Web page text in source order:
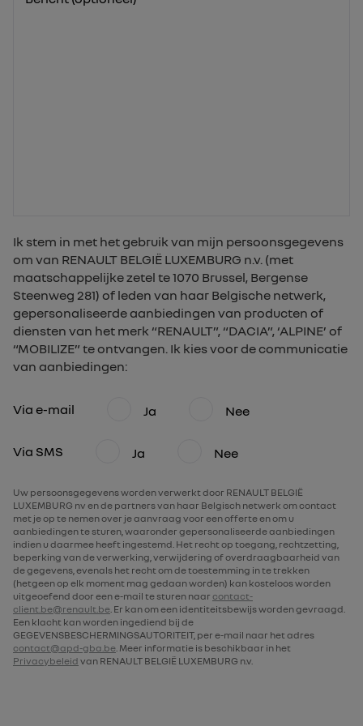
Ik stem in met het gebruik van mijn persoonsgegevens
om van RENAULT BELGIË LUXEMBURG n.v. (met
maatschappelijke zetel te 1070 Brussel, Bergense
Steenweg 281) of leden van haar Belgische netwerk,
gepersonaliseerde aanbiedingen van producten of
diensten van het merk “RENAULT”, “DACIA”, ‘ALPINE’ of
“MOBILIZE” te ontvangen. Ik kies voor de communicatie
van aanbiedingen:
Via e-mail Ja Nee
Via SMS Ja Nee
Uw persoonsgegevens worden verwerkt door RENAULT BELGIË
LUXEMBURG nv en de partners van haar Belgisch netwerk om contact
met je op te nemen over je aanvraag voor een offerte en om u
aanbiedingen te sturen, waaronder gepersonaliseerde aanbiedingen
indien u daarmee heeft ingestemd. Het recht op toegang, rechtzetting,
beperking van de verwerking, verwijdering of overdraagbaarheid van
de gegevens, evenals het recht om de toestemming in te trekken
(hetgeen op elk moment mag gedaan worden) kan kosteloos worden
uitgeoefend door een e-mail te sturen naar contact-
client.be@renault.be. Er kan om een identiteitsbewijs worden gevraagd.
Een klacht kan worden ingediend bij de
GEGEVENSBESCHERMINGSAUTORITEIT, per e-mail naar het adres
contact@apd-gba.be. Meer informatie is beschikbaar in het
Privacybeleid van RENAULT BELGIË LUXEMBURG n.v.